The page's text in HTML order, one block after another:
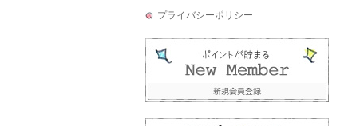
プライバシーポリシー